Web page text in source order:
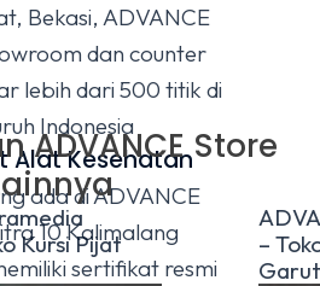
Bekasi, ADVANCE
dan counter
lebih dari 500 titik di
Indonesia
Alat Kesehatan
ada di ADVANCE
10 Kalimalang
sertifikat resmi
ADVANCE Store
Kursi Pijat
–
Garut